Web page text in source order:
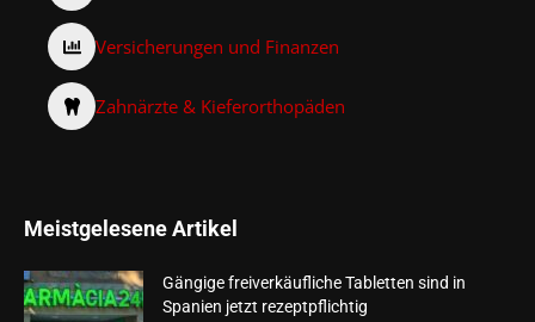
Versicherungen und Finanzen
Zahnärzte & Kieferorthopäden
Meistgelesene Artikel
Gängige freiverkäufliche Tabletten sind in
Spanien jetzt rezeptpflichtig